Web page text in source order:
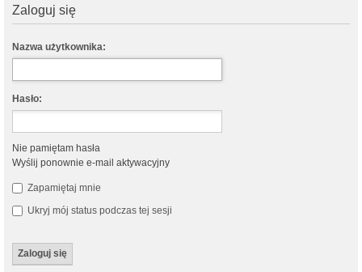
Zaloguj się
Nazwa użytkownika:
Hasło:
Nie pamiętam hasła
Wyślij ponownie e-mail aktywacyjny
Zapamiętaj mnie
Ukryj mój status podczas tej sesji